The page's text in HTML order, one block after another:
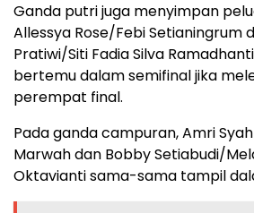
Ganda putri juga menyimpan
Allessya Rose/Febi Setianingrum
Pratiwi/Siti Fadia Silva
bertemu dalam semifinal jika
perempat final.
Pada ganda campuran, Amri
Marwah dan Bobby Setiabudi/
Oktavianti sama-sama tampil